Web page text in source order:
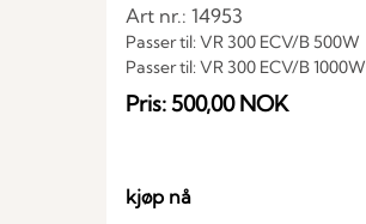
Art nr.: 14953
Passer til: VR 300 ECV/B 500W
Passer til: VR 300 ECV/B 1000W
Pris: 500,00 NOK
kjøp nå